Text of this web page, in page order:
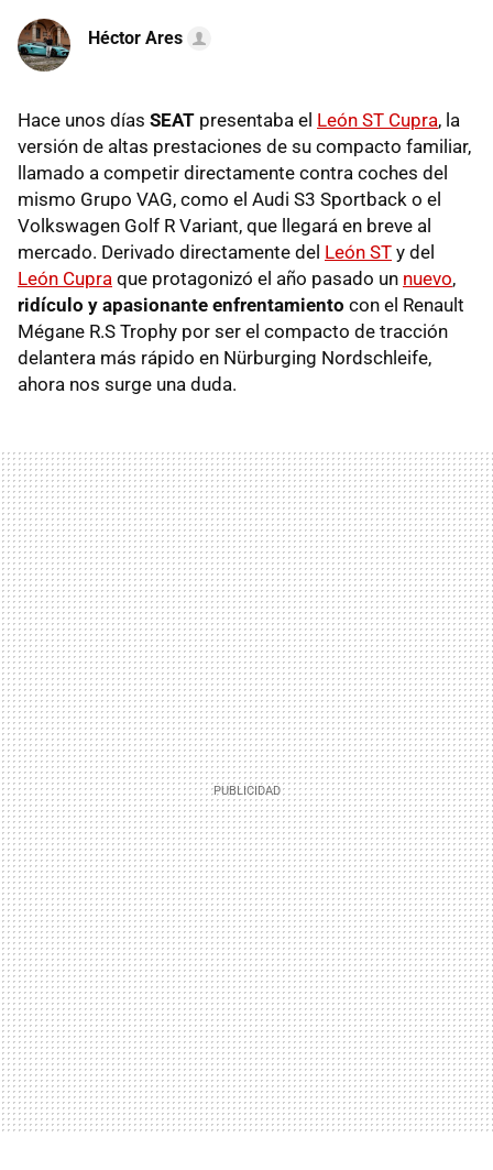
Héctor Ares
Hace unos días SEAT presentaba el León ST Cupra, la
versión de altas prestaciones de su compacto familiar,
llamado a competir directamente contra coches del
mismo Grupo VAG, como el Audi S3 Sportback o el
Volkswagen Golf R Variant, que llegará en breve al
mercado. Derivado directamente del León ST y del
León Cupra que protagonizó el año pasado un nuevo,
ridículo y apasionante enfrentamiento con el Renault
Mégane R.S Trophy por ser el compacto de tracción
delantera más rápido en Nürburging Nordschleife,
ahora nos surge una duda.